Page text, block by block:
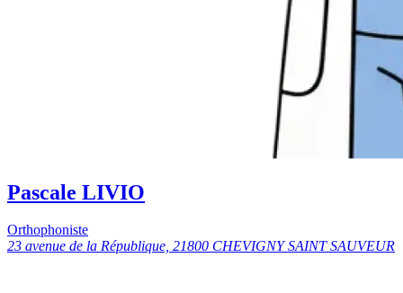
Pascale LIVIO
Orthophoniste
23 avenue de la République, 21800 CHEVIGNY SAINT SAUVEUR